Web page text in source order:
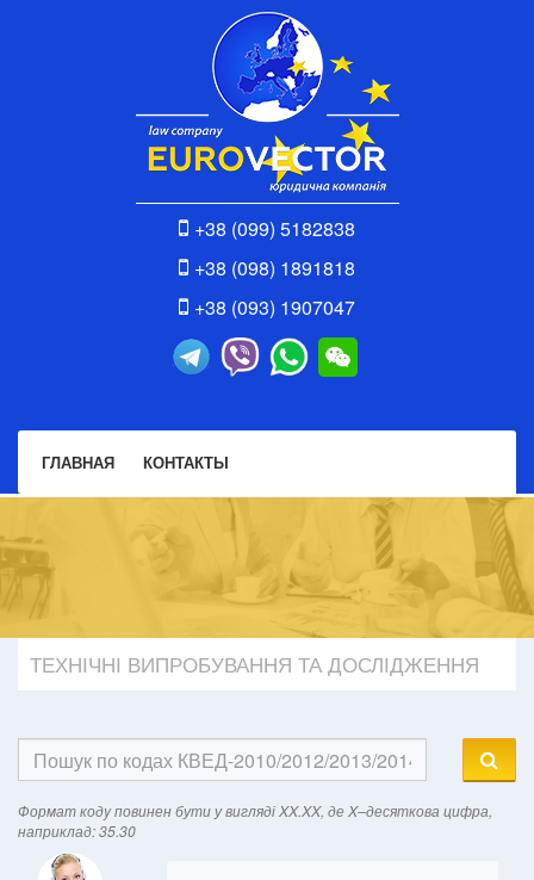
+38 (099) 5182838
+38 (098) 1891818
+38 (093) 1907047
ГЛАВНАЯ КОНТАКТЫ
ТЕХНІЧНІ ВИПРОБУВАННЯ ТА ДОСЛІДЖЕННЯ
Формат кодy повинен бути у вигляді XX.XX, де X–десяткова цифра,
наприклад: 35.30